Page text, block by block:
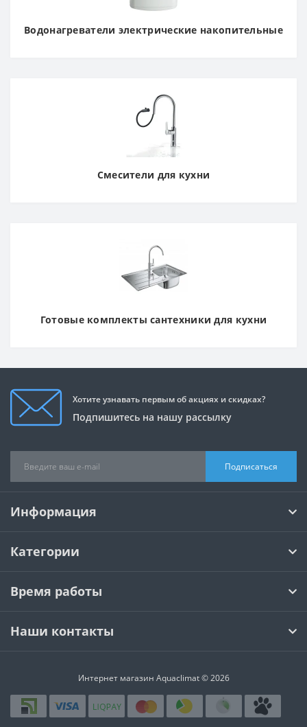
Водонагреватели электрические накопительные
Смесители для кухни
Готовые комплекты сантехники для кухни
Хотите узнавать первым об акциях и скидках?
Подпишитесь на нашу рассылку
Подписаться
Информация
Категории
Время работы
Наши контакты
Интернет магазин Aquaclimat © 2026